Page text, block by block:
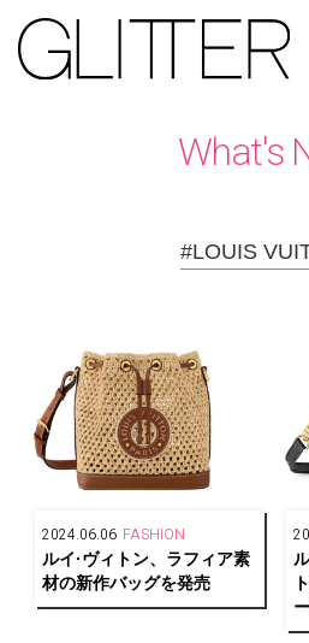
What's
#LOUIS
2024.06.06 FASHION
ルイ·ヴィトン、ラフィア素
材の新作バッグを発売